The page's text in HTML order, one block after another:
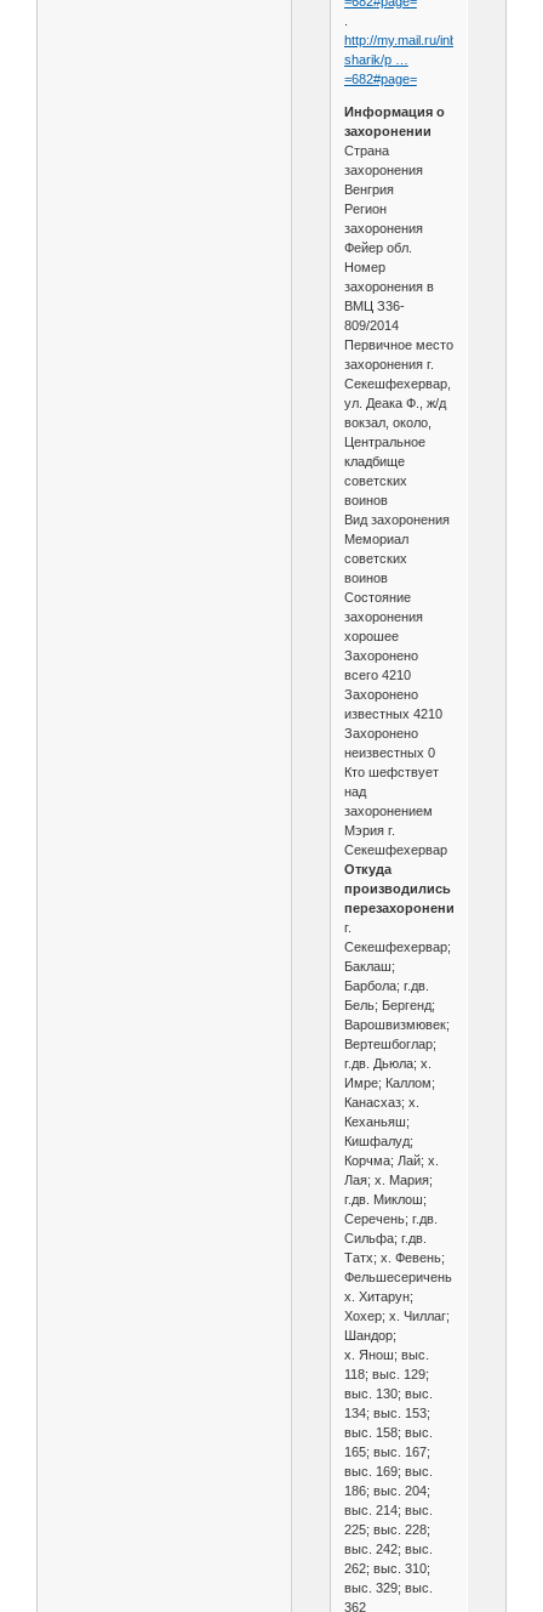
http://my.mail.ru/inbox/sharik-
sharik/p …
=682#page=
Информация о
захоронении
Страна
захоронения
Венгрия
Регион
захоронения
Фейер обл.
Номер
захоронения в
ВМЦ З36-
809/2014
Первичное место
захоронения г.
Секешфехервар,
ул. Деака Ф., ж/д
вокзал, около,
Центральное
кладбище
советских
воинов
Вид захоронения
Мемориал
советских
воинов
Состояние
захоронения
хорошее
Захоронено
всего 4210
Захоронено
известных 4210
Захоронено
неизвестных 0
Кто шефствует
над
захоронением
Мэрия г.
Секешфехервар
Откуда
производились
перезахоронения
г.
Секешфехервар;
Баклаш;
Барбола; г.дв.
Бель; Бергенд;
Варошвизмювек;
Вертешбоглар;
г.дв. Дьюла; х.
Имре; Каллом;
Канасхаз; х.
Кеханьяш;
Кишфалуд;
Корчма; Лай; х.
Лая; х. Мария;
г.дв. Миклош;
Серечень; г.дв.
Сильфа; г.дв.
Татх; х. Февень;
Фельшесеричень;
х. Хитарун;
Хохер; х. Чиллаг;
Шандор;
х. Янош; выс.
118; выс. 129;
выс. 130; выс.
134; выс. 153;
выс. 158; выс.
165; выс. 167;
выс. 169; выс.
186; выс. 204;
выс. 214; выс.
225; выс. 228;
выс. 242; выс.
262; выс. 310;
выс. 329; выс.
362